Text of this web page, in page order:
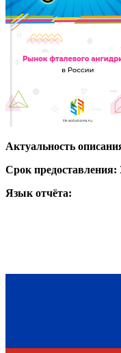
Актуальность
Срок предоставления:
Язык отчёта: